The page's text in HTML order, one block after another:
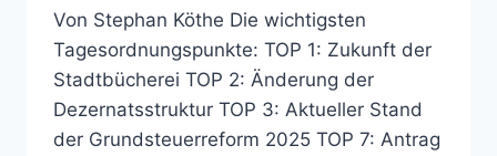
Von Stephan Köthe Die wichtigsten
Tagesordnungspunkte: TOP 1: Zukunft der
Stadtbücherei TOP 2: Änderung der
Dezernatsstruktur TOP 3: Aktueller Stand
der Grundsteuerreform 2025 TOP 7: Antrag